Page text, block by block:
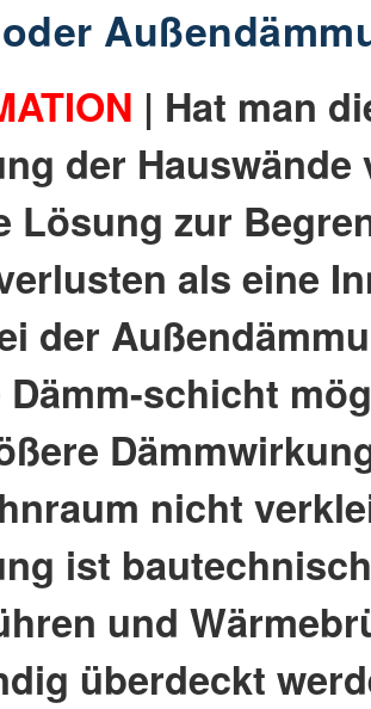
| Hat man
der Hauswände
Lösung zur
als eine
der
Dämm-schicht
nicht
ist
und
überdeckt